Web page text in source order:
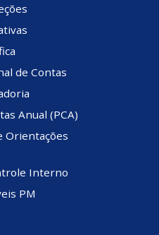
de Contas
Anual (PCA)
Orientações
Interno
PM